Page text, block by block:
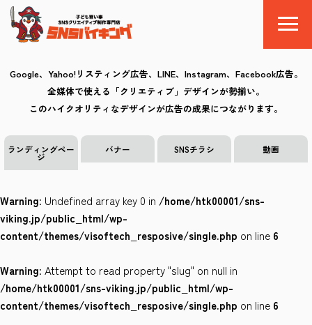
SNSバイキングとは
料金
制作の流れ
クリエイティブ
お気に入り
Google、Yahoo!リスティング広告、LINE、Instagram、Facebook広告。
全媒体で使える「クリエティブ」デザインが勢揃い。
このハイクオリティなデザインが広告の成果につながります。
ランディングペー
ジ
バナー SNSチラシ 動画
Warning: Undefined array key 0 in /home/htk00001/sns-
viking.jp/public_html/wp-
content/themes/visoftech_resposive/single.php on line 6
Warning: Attempt to read property "slug" on null in
/home/htk00001/sns-viking.jp/public_html/wp-
content/themes/visoftech_resposive/single.php on line 6